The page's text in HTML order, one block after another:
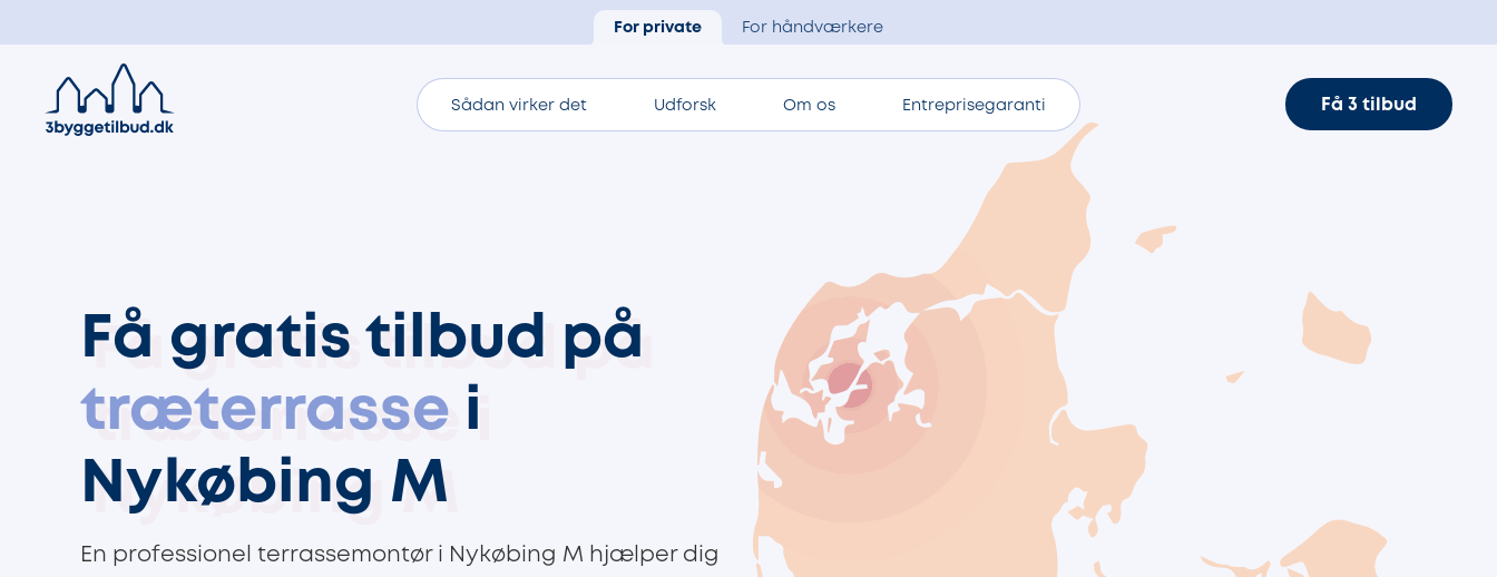
For private For håndværkere
Sådan virker det Udforsk Om os Entreprisegaranti Få 3 tilbud
Få gratis tilbud på
træterrasse i
Nykøbing M
En professionel terrassemontør i Nykøbing M hjælper dig